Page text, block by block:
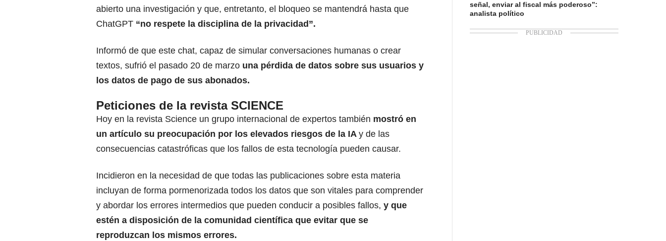
abierto una investigación y que, entretanto, el bloqueo se mantendrá hasta que
ChatGPT “no respete la disciplina de la privacidad”.
Informó de que este chat, capaz de simular conversaciones humanas o crear
textos, sufrió el pasado 20 de marzo una pérdida de datos sobre sus usuarios y
los datos de pago de sus abonados.
Peticiones de la revista SCIENCE
Hoy en la revista Science un grupo internacional de expertos también mostró en
un artículo su preocupación por los elevados riesgos de la IA y de las
consecuencias catastróficas que los fallos de esta tecnología pueden causar.
Incidieron en la necesidad de que todas las publicaciones sobre esta materia
incluyan de forma pormenorizada todos los datos que son vitales para comprender
y abordar los errores intermedios que pueden conducir a posibles fallos, y que
estén a disposición de la comunidad científica que evitar que se
reproduzcan los mismos errores.
señal, enviar al fiscal más poderoso”:
analista político